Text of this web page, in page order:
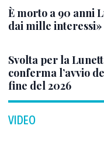
È morto a 90 anni
dai mille interessi»
Svolta per la
conferma l’avvio
fine del 2026
VIDEO